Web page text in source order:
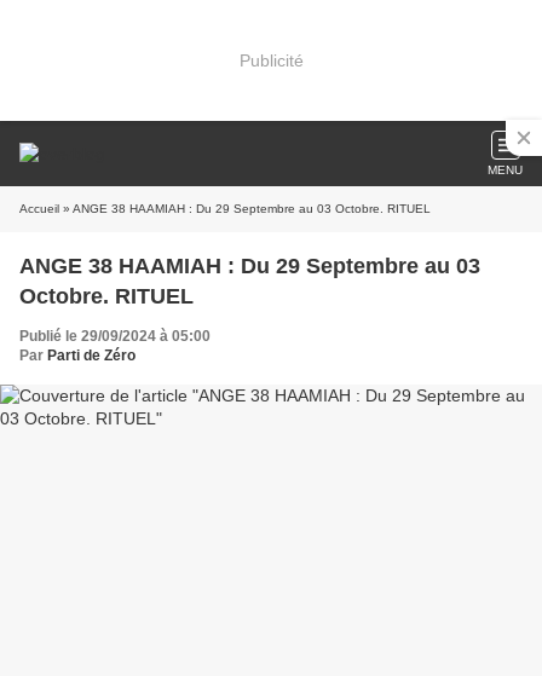
Publicité
MENU
Accueil » ANGE 38 HAAMIAH : Du 29 Septembre au 03 Octobre. RITUEL
ANGE 38 HAAMIAH : Du 29 Septembre au 03
Octobre. RITUEL
Publié le 29/09/2024 à 05:00
Par Parti de Zéro